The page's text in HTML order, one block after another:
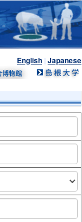
English | Japanese